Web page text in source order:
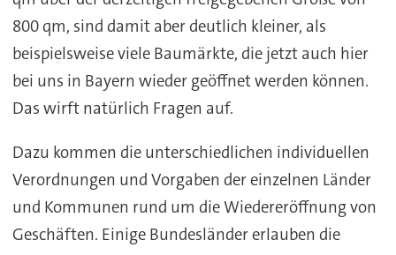
800 qm, sind damit aber deutlich kleiner, als
beispielsweise viele Baumärkte, die jetzt auch hier
bei uns in Bayern wieder geöffnet werden können.
Das wirft natürlich Fragen auf.
Dazu kommen die unterschiedlichen individuellen
Verordnungen und Vorgaben der einzelnen Länder
und Kommunen rund um die Wiedereröffnung von
Geschäften. Einige Bundesländer erlauben die